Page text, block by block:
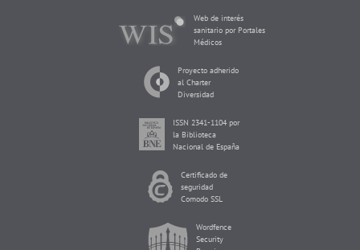
Web de interés
sanitario por Portales
Médicos
Proyecto adherido
al Charter
Diversidad
ISSN 2341-1104 por
la Biblioteca
Nacional de España
Certificado de
seguridad
Comodo SSL
Wordfence
Security